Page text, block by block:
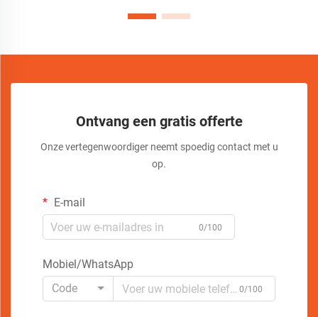
Ontvang een gratis offerte
Onze vertegenwoordiger neemt spoedig contact met u
op.
E-mail
0/100
Mobiel/WhatsApp
Code
0/100